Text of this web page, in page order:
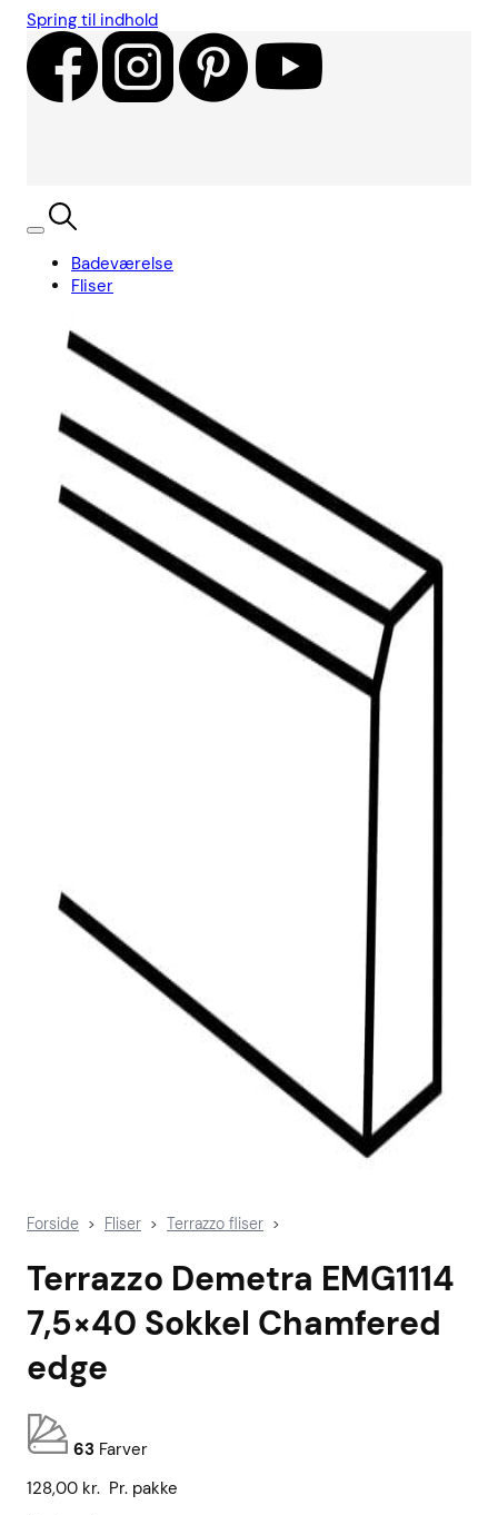
Spring til indhold
Badeværelse
Fliser
Kundecases
Showroom Søg KurvBook
indretningskonsulent
Forside > Fliser > Terrazzo fliser >
Terrazzo Demetra EMG1114
7,5×40 Sokkel Chamfered
edge
63 Farver
128,00 kr. Pr. pakke